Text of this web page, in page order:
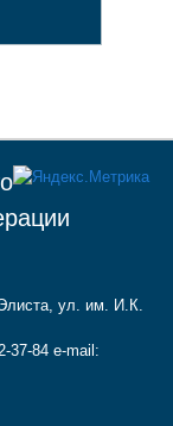
ул. им. И.К.
37-84 e-mail: